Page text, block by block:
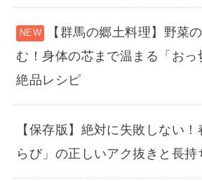
【群馬の郷土料理】野菜
む！身体の芯まで温まる「おっ
絶品レシピ
【保存版】絶対に失敗しない
らび」の正しいアク抜きと長持